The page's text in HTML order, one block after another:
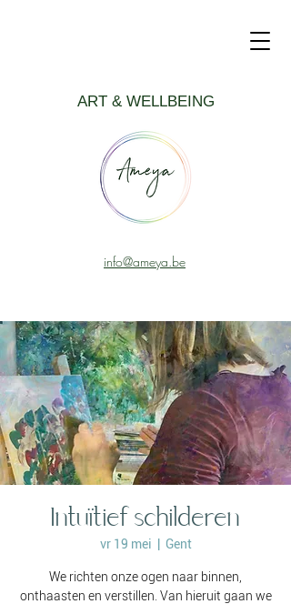
ART & WELLBEING
info@ameya.be
Intuïtief schilderen
vr 19 mei Gent
We richten onze ogen naar binnen,
onthaasten en verstillen. Van hieruit gaan we